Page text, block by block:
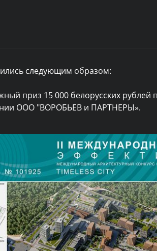
следующим образом:
приз 15 000 белорусских
ООО "ВОРОБЬЕВ и ПАРТНЕРЫ».